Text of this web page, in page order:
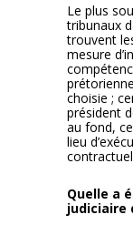
Le plus
tribunaux
trouvent
mesure
choisie ;
président
au fond,
lieu
Quelle a
judiciaire